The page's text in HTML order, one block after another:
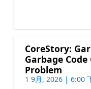
CoreStory:
Garbage Code
Problem
1 9月, 2026 | 6:00